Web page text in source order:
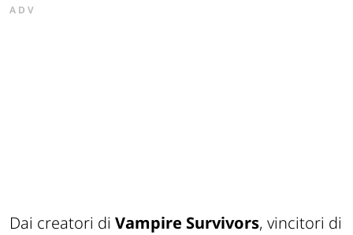
ADV
Dai creatori di Vampire Survivors, vincitori di